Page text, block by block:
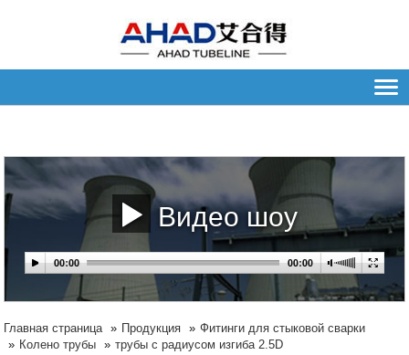
Видео шоу
Главная страница Продукция
Фитинги для стыковой сварки
Колено трубы
трубы с радиусом изгиба 2.5D